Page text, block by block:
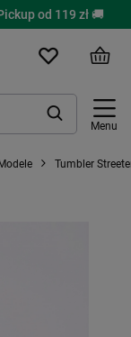
od 119 zł 🚚
Menu
Tumbler